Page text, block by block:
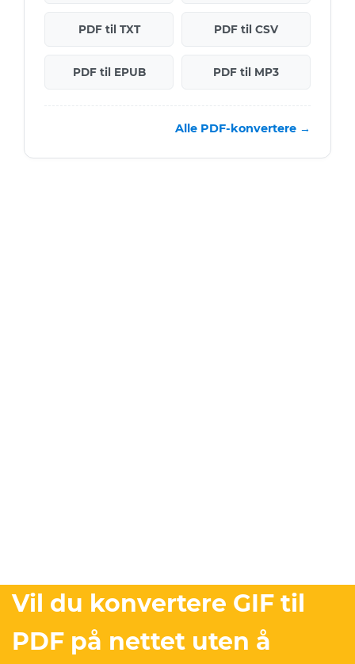
PDF til TXT PDF til CSV
PDF til EPUB PDF til MP3
Alle PDF-konvertere →
Vil du konvertere GIF til
PDF på nettet uten å